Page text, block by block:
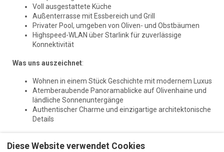
Voll ausgestattete Küche
Außenterrasse mit Essbereich und Grill
Privater Pool, umgeben von Oliven- und Obstbäumen
Highspeed-WLAN über Starlink für zuverlässige
Konnektivität
Was uns auszeichnet:
Wohnen in einem Stück Geschichte mit modernem Luxus
Atemberaubende Panoramablicke auf Olivenhaine und
ländliche Sonnenuntergänge
Authentischer Charme und einzigartige architektonische
Details
Diese Website verwendet Cookies